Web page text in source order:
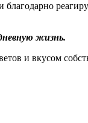
жизнь.
и вкусом